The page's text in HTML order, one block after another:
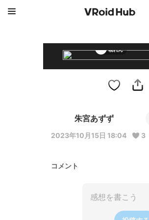
暁れん
朱宮あずず
2023年10月15日 18:04 3
コメント